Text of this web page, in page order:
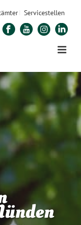
Servicestellen